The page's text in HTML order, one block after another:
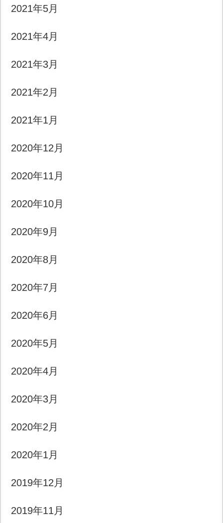
2021年5月
2021年4月
2021年3月
2021年2月
2021年1月
2020年12月
2020年11月
2020年10月
2020年9月
2020年8月
2020年7月
2020年6月
2020年5月
2020年4月
2020年3月
2020年2月
2020年1月
2019年12月
2019年11月